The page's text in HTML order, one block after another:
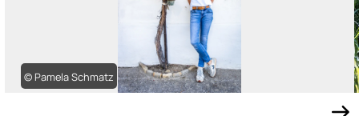
© Pamela Schmatz